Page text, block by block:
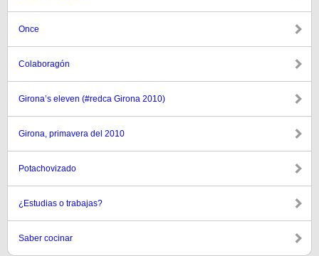
Once
Colaboragón
Girona’s eleven (#redca Girona 2010)
Girona, primavera del 2010
Potachovizado
¿Estudias o trabajas?
Saber cocinar